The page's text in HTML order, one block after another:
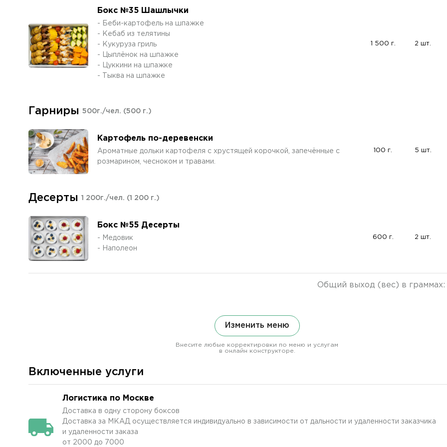
Бокс №35 Шашлычки
- Беби-картофель на шпажке
- Кебаб из телятины
- Кукуруза гриль
- Цыплёнок на шпажке
- Цуккини на шпажке
- Тыква на шпажке
1 500 г. 2 шт.
Гарниры 500г./чел. (500 г.)
Картофель по-деревенски
Ароматные дольки картофеля с хрустящей корочкой, запечённые с
розмарином, чесноком и травами.
100 г. 5 шт.
Десерты 1 200г./чел. (1 200 г.)
Бокс №55 Десерты
- Медовик
- Наполеон
600 г. 2 шт.
Общий выход (вес) в граммах:
Изменить меню
Внесите любые корректировки по меню и услугам
в онлайн конструкторе.
Включенные услуги
Логистика по Москве
Доставка в одну сторону боксов
Доставка за МКАД осуществляется индивидуально в зависимости от дальности и удаленности заказчика
и удаленности заказа
от 2000 до 7000